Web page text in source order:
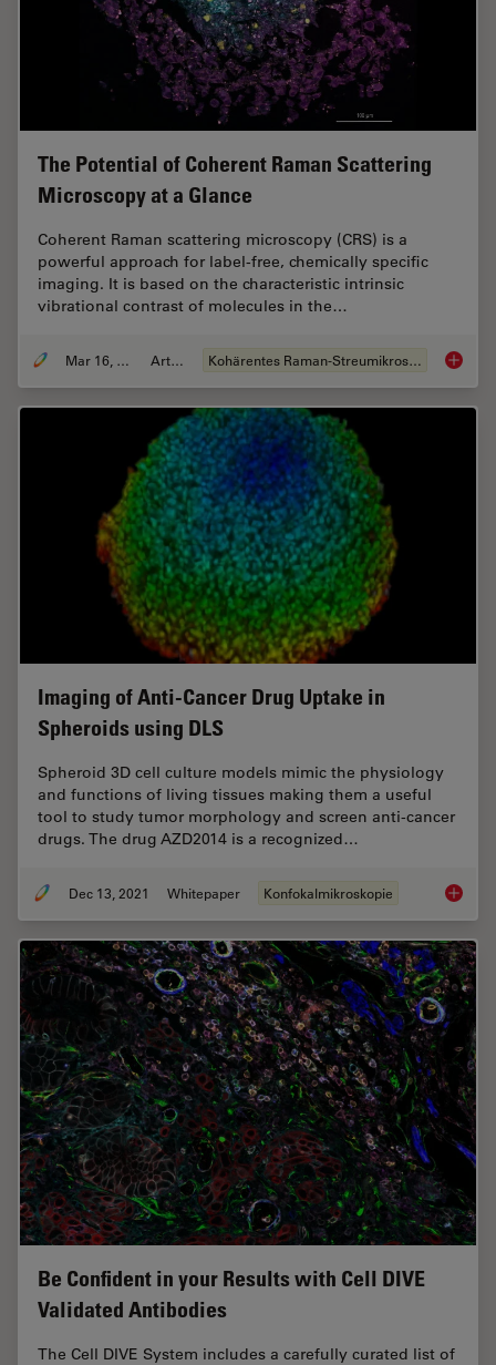
The Potential of Coherent Raman Scattering
Microscopy at a Glance
Coherent Raman scattering microscopy (CRS) is a
powerful approach for label-free, chemically specific
imaging. It is based on the characteristic intrinsic
vibrational contrast of molecules in the…
Mar 16, 2022 Artikel Kohärentes Raman-Streumikroskop (CRS) The
Imaging of Anti-Cancer Drug Uptake in
Spheroids using DLS
Spheroid 3D cell culture models mimic the physiology
and functions of living tissues making them a useful
tool to study tumor morphology and screen anti-cancer
drugs. The drug AZD2014 is a recognized…
Dec 13, 2021 Whitepaper Konfokalmikroskopie
Be Confident in your Results with Cell DIVE
Validated Antibodies
The Cell DIVE System includes a carefully curated list of